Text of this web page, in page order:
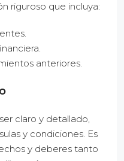
riguroso que incluya:
anteriores.
claro y detallado,
y condiciones. Es
y deberes tanto